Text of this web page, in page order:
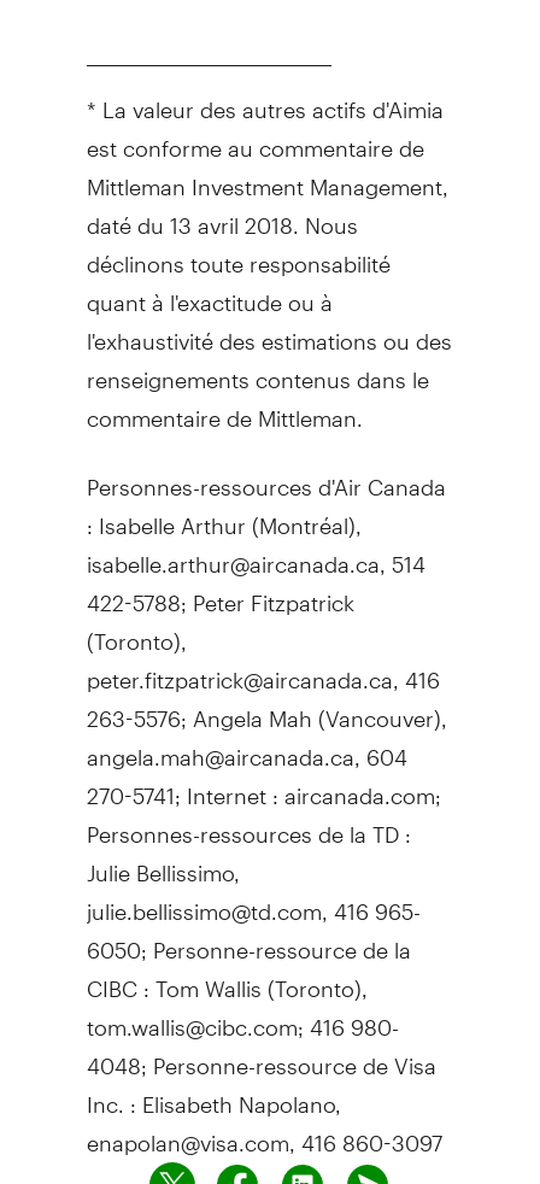
* La valeur des autres actifs d'Aimia
est conforme au commentaire de
Mittleman Investment Management,
daté du 13 avril 2018. Nous
déclinons toute responsabilité
quant à l'exactitude ou à
l'exhaustivité des estimations ou des
renseignements contenus dans le
commentaire de Mittleman.
Personnes-ressources d'Air Canada
: Isabelle Arthur (Montréal),
isabelle.arthur@aircanada.ca, 514
422-5788; Peter Fitzpatrick
(Toronto),
peter.fitzpatrick@aircanada.ca, 416
263-5576; Angela Mah (Vancouver),
angela.mah@aircanada.ca, 604
270-5741; Internet : aircanada.com;
Personnes-ressources de la TD :
Julie Bellissimo,
julie.bellissimo@td.com, 416 965-
6050; Personne-ressource de la
CIBC : Tom Wallis (Toronto),
tom.wallis@cibc.com; 416 980-
4048; Personne-ressource de Visa
Inc. : Elisabeth Napolano,
enapolan@visa.com, 416 860-3097